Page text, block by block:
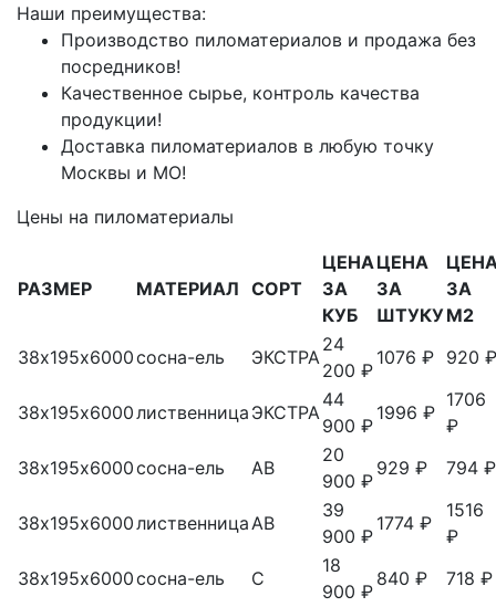
Наши преимущества:
Производство пиломатериалов и продажа без
посредников!
Качественное сырье, контроль качества
продукции!
Доставка пиломатериалов в любую точку
Москвы и МО!
Цены на пиломатериалы
РАЗМЕР МАТЕРИАЛ СОРТ
ЦЕНА
ЗА
КУБ
ЦЕНА
ЗА
ШТУКУ
ЗА
М2
38х195х6000сосна-ель ЭКСТРА
24
200 ₽
1076 ₽ 920 ₽
38х195х6000лиственница ЭКСТРА
44
900 ₽
1996 ₽
1706
₽
38х195х6000сосна-ель АВ
20
900 ₽
929 ₽ 794 ₽
38х195х6000лиственница АВ
39
900 ₽
1774 ₽
1516
₽
38х195х6000сосна-ель С
18
900 ₽
840 ₽ 718 ₽